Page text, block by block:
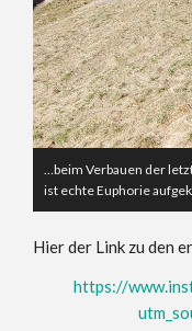
…beim Verbauen der
ist echte Euphorie
Hier der Link zu den
https://